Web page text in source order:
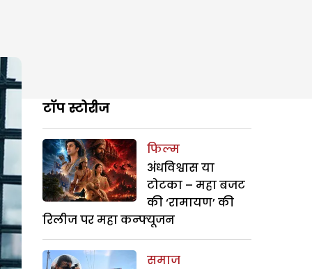
टॉप स्टोरीज
फिल्म
अंधविश्वास या
टोटका – महा बजट
की ‘रामायण’ की
रिलीज पर महा कन्फ्यूजन
समाज